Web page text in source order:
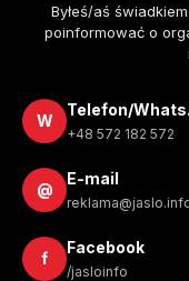
Byłeś/aś
poinformować o
W
Telefon/
+48 572 182 572
@
E-mail
f
Facebook
/jasloinfo